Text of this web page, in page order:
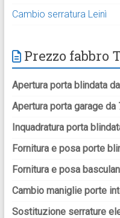
Cambio serratura Leinì
Prezzo fabbro
Apertura porta blindata
Apertura porta garage da
Inquadratura porta
Fornitura e posa porte
Fornitura e posa
Cambio maniglie porte
Sostituzione serrature